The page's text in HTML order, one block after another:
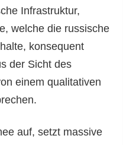
Infrastruktur,
welche die russische
konsequent
der Sicht des
einem qualitativen
auf, setzt massive